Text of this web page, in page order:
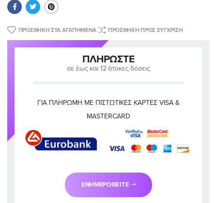
ΠΡΟΣΘΉΚΗ ΣΤΑ ΑΓΑΠΗΜΈΝΑ ΠΡΟΣΘΉΚΗ ΠΡΟΣ ΣΎΓΚΡΙΣΗ
ΠΛΗΡΏΣΤΕ
σε έως και 12 άτοκες δόσεις
ΓΙΑ ΠΛΗΡΩΜΉ ΜΕ ΠΙΣΤΩΤΙΚΈΣ ΚΆΡΤΕΣ VISA &
MASTERCARD
ΕΝΗΜΕΡΩΘΕΊΤΕ